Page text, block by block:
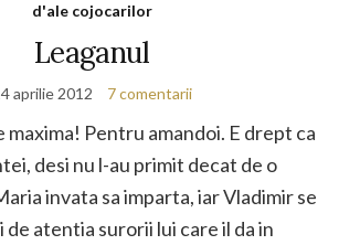
d'ale cojocarilor
Leaganul
aprilie 2012 7 comentarii
Pentru amandoi. E drept ca
desi nu l-au primit decat de o
invata sa imparta, iar Vladimir se
de atentia surorii lui care il da in